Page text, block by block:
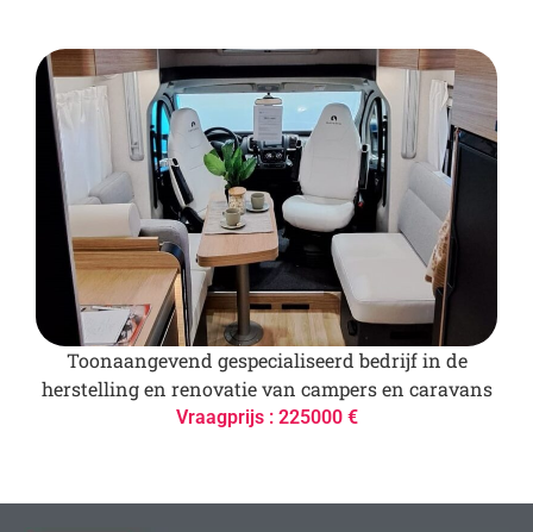
Toonaangevend gespecialiseerd bedrijf in de
herstelling en renovatie van campers en caravans
Vraagprijs : 225000 €